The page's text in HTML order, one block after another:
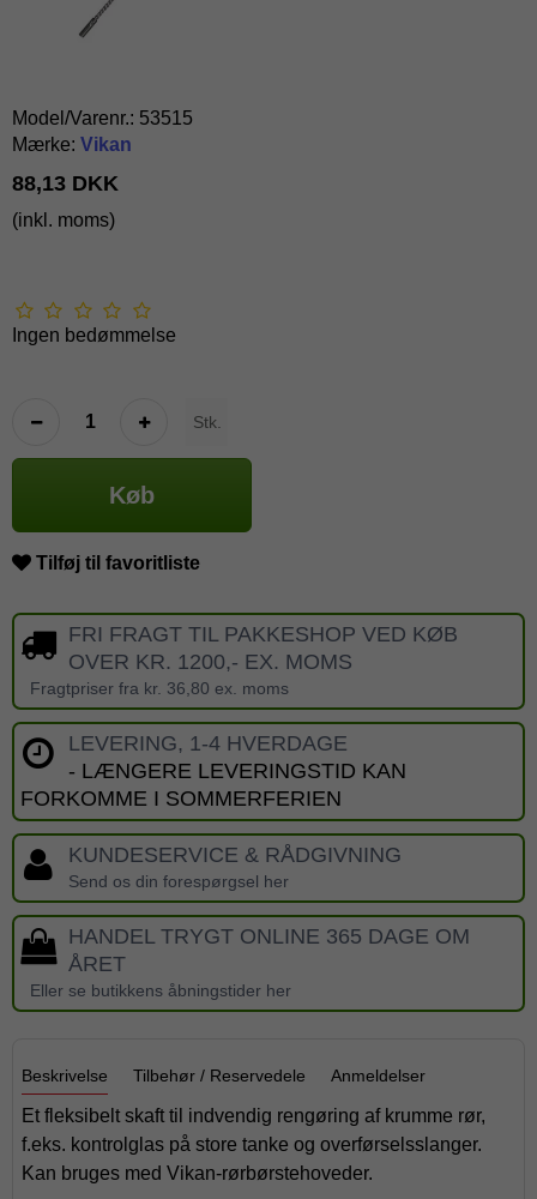
Model/Varenr.: 53515
Mærke: Vikan
88,13 DKK
(inkl. moms)
Ingen bedømmelse
Stk.
Køb
Tilføj til favoritliste
FRI FRAGT TIL PAKKESHOP VED KØB
OVER KR. 1200,- EX. MOMS
Fragtpriser fra kr. 36,80 ex. moms
LEVERING, 1-4 HVERDAGE
- LÆNGERE LEVERINGSTID KAN
FORKOMME I SOMMERFERIEN
KUNDESERVICE & RÅDGIVNING
Send os din forespørgsel her
HANDEL TRYGT ONLINE 365 DAGE OM
ÅRET
Eller se butikkens åbningstider her
Beskrivelse Tilbehør / Reservedele Anmeldelser
Et fleksibelt skaft til indvendig rengøring af krumme rør,
f.eks. kontrolglas på store tanke og overførselsslanger.
Kan bruges med Vikan-rørbørstehoveder.